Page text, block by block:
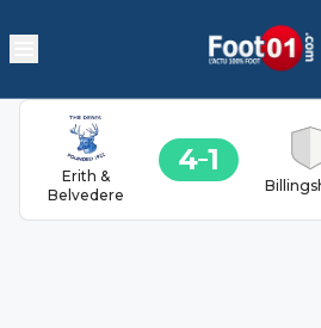
Erith &
Belvedere
4 1